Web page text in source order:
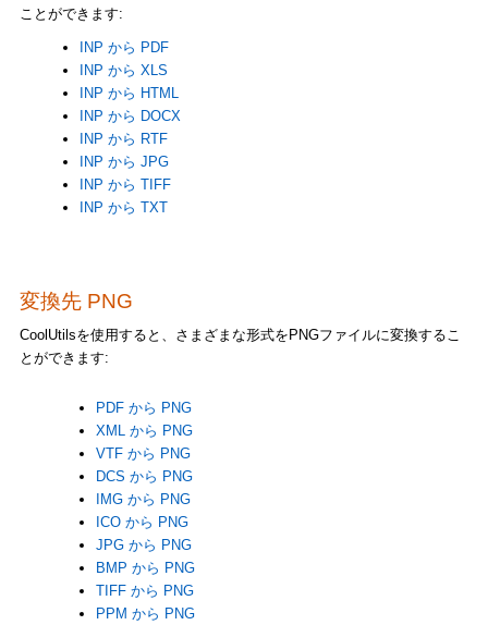
ことができます:
INP から PDF
INP から XLS
INP から HTML
INP から DOCX
INP から RTF
INP から JPG
INP から TIFF
INP から TXT
変換先 PNG
CoolUtilsを使用すると、さまざまな形式をPNGファイルに変換するこ
とができます:
PDF から PNG
XML から PNG
VTF から PNG
DCS から PNG
IMG から PNG
ICO から PNG
JPG から PNG
BMP から PNG
TIFF から PNG
PPM から PNG